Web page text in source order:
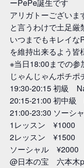
ーPePe誕生です
アリガトーございま
と言うわけで土足厳
いつまでもキレイ
を維持出来るよう皆
※当日18:00までの
じゃんじゃんポチ
19:30-20:15 初級
20:15-21:00 初中級
21:00-23:30 ソーシ
1レッスン ¥1000
2レッスン ¥1500
ソーシャル ¥2000
@日本の宝 六本木